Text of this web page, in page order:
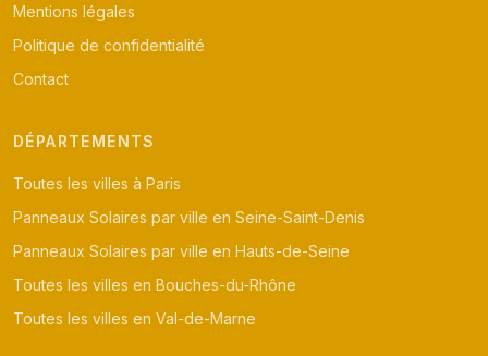
Mentions légales
Politique de confidentialité
Contact
DÉPARTEMENTS
Toutes les villes à Paris
Panneaux Solaires par ville en Seine-Saint-Denis
Panneaux Solaires par ville en Hauts-de-Seine
Toutes les villes en Bouches-du-Rhône
Toutes les villes en Val-de-Marne